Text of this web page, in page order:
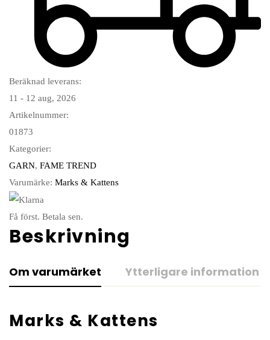
Beräknad leverans:
11 - 12 aug, 2026
Artikelnummer:
01873
Kategorier:
GARN, FAME TREND
Varumärke: Marks & Kattens
Få först. Betala sen.
Beskrivning
Om varumärket Ytterligare information
Marks & Kattens